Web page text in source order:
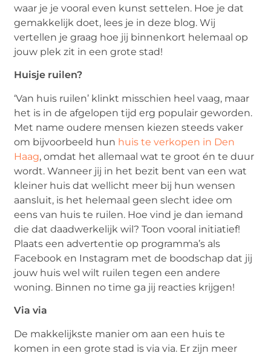
waar je je vooral even kunst settelen. Hoe je dat
gemakkelijk doet, lees je in deze blog. Wij
vertellen je graag hoe jij binnenkort helemaal op
jouw plek zit in een grote stad!
Huisje ruilen?
‘Van huis ruilen’ klinkt misschien heel vaag, maar
het is in de afgelopen tijd erg populair geworden.
Met name oudere mensen kiezen steeds vaker
om bijvoorbeeld hun huis te verkopen in Den
Haag, omdat het allemaal wat te groot én te duur
wordt. Wanneer jij in het bezit bent van een wat
kleiner huis dat wellicht meer bij hun wensen
aansluit, is het helemaal geen slecht idee om
eens van huis te ruilen. Hoe vind je dan iemand
die dat daadwerkelijk wil? Toon vooral initiatief!
Plaats een advertentie op programma’s als
Facebook en Instagram met de boodschap dat jij
jouw huis wel wilt ruilen tegen een andere
woning. Binnen no time ga jij reacties krijgen!
Via via
De makkelijkste manier om aan een huis te
komen in een grote stad is via via. Er zijn meer